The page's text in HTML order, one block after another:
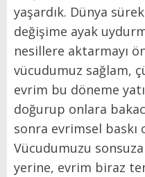
yaşardık. Dünya
değişime ayak
nesillere aktarmayı
vücudumuz sağlam,
evrim bu döneme
doğurup onlara
sonra evrimsel baskı
Vücudumuzu
yerine, evrim biraz